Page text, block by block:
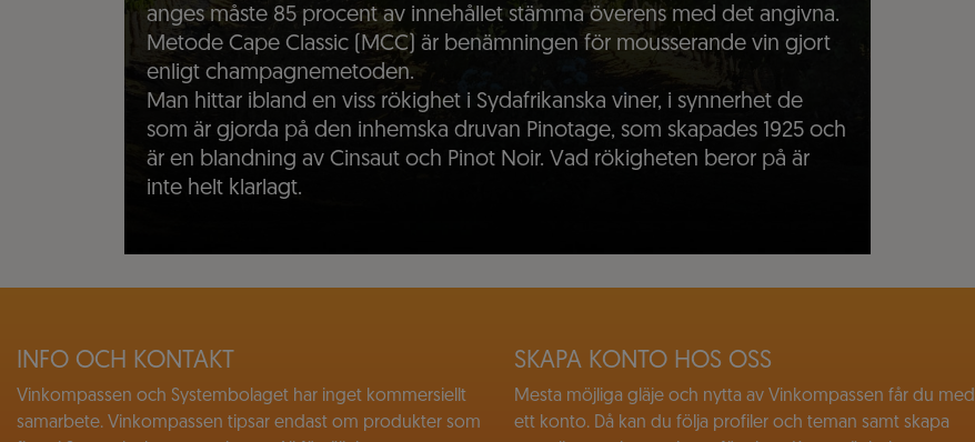
anges måste 85 procent av innehållet stämma överens med det angivna.
Metode Cape Classic (MCC) är benämningen för mousserande vin gjort
enligt champagnemetoden.
Man hittar ibland en viss rökighet i Sydafrikanska viner, i synnerhet de
som är gjorda på den inhemska druvan Pinotage, som skapades 1925 och
är en blandning av Cinsaut och Pinot Noir. Vad rökigheten beror på är
inte helt klarlagt.
INFO OCH KONTAKT
Vinkompassen och Systembolaget har inget kommersiellt
samarbete. Vinkompassen tipsar endast om produkter som
SKAPA KONTO HOS OSS
Mesta möjliga gläje och nytta av Vinkompassen får du med
ett konto. Då kan du följa profiler och teman samt skapa